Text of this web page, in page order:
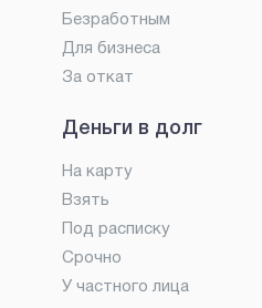
Безработным
Для бизнеса
За откат
Деньги в долг
На карту
Взять
Под расписку
Срочно
У частного лица